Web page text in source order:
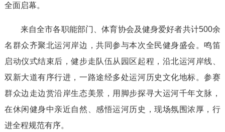
全面启幕。
来自全市各职能部门、体育协会及健身爱好者共计500余
名群众齐聚北运河岸边，共同参与本次全民健身盛会。鸣笛
启动仪式结束后，健步走队伍从园区起程，沿北运河岸线、
双新大道有序行进，一路途经多处运河历史文化地标。参赛
群众边走边赏沿岸生态美景，用脚步探寻大运河千年文脉，
在休闲健身中亲近自然、感悟运河历史，现场氛围浓厚，行
进全程规范有序。